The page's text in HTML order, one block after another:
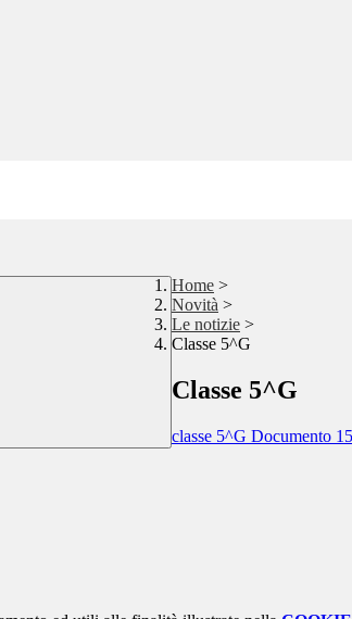
Home >
Novità >
Le notizie >
Classe 5^G
Classe 5^G
classe 5^G Documento